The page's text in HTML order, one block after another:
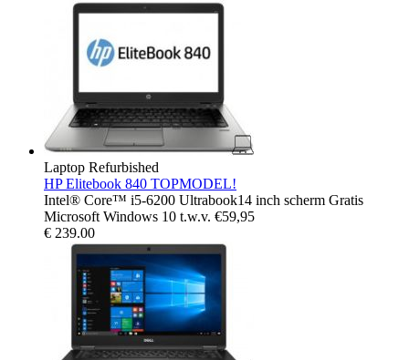
Laptop Refurbished
HP Elitebook 840 TOPMODEL!
Intel® Core™ i5-6200 Ultrabook14 inch scherm Gratis
Microsoft Windows 10 t.w.v. €59,95
€ 239.00